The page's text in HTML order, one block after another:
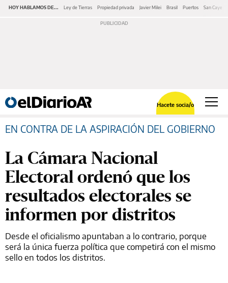
HOY HABLAMOS DE... Ley de Tierras Propiedad privada Javier Milei Brasil Puertos San
Hacete socia/o
EN CONTRA DE LA ASPIRACIÓN DEL GOBIERNO
La Cámara Nacional
Electoral ordenó que los
resultados electorales se
informen por distritos
Desde el oficialismo apuntaban a lo contrario, porque
será la única fuerza política que competirá con el mismo
sello en todos los distritos.